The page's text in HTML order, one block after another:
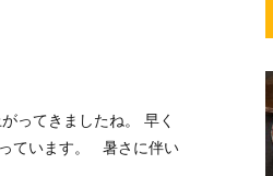
ってきましたね。 早く
ています。 暑さに伴い